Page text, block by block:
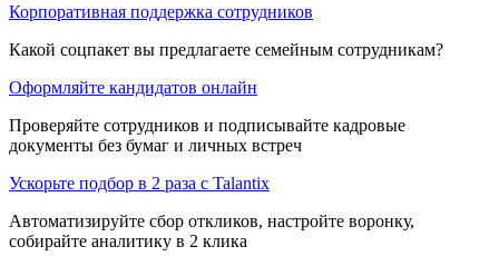
Корпоративная поддержка сотрудников
Какой соцпакет вы предлагаете семейным сотрудникам?
Оформляйте кандидатов онлайн
Проверяйте сотрудников и подписывайте кадровые
документы без бумаг и личных встреч
Ускорьте подбор в 2 раза с Talantix
Автоматизируйте сбор откликов, настройте воронку,
собирайте аналитику в 2 клика